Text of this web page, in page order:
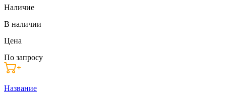
Наличие
В наличии
Цена
По запросу
Название